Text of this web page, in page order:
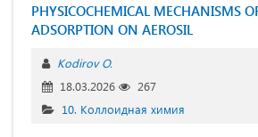
PHYSICOCHEMICAL MECHANISMS
ADSORPTION ON AEROSIL
Kodirov O.
18.03.2026
267
10. Коллоидная химия